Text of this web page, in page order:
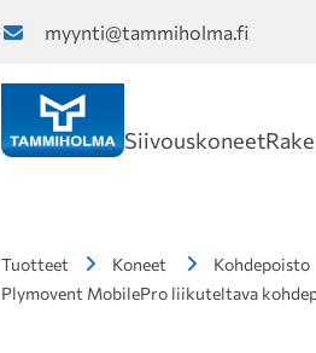
myynti@tammiholma.fi
Siivouskoneet
Tuotteet Koneet Kohdepoisto
Plymovent MobilePro liikuteltava